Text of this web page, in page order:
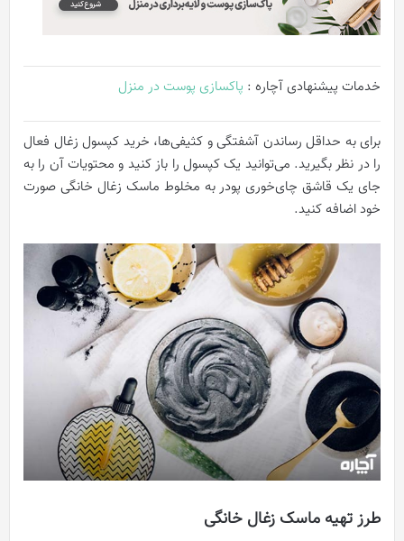
خدمات پیشنهادی آچاره : پاکسازی پوست در منزل
برای به حداقل رساندن آشفتگی و کثیفی‌ها، خرید کپسول زغال فعال
را در نظر بگیرید. می‌توانید یک کپسول را باز کنید و محتویات آن را به
جای یک قاشق چای‌خوری پودر به مخلوط ماسک زغال خانگی صورت
خود اضافه کنید.
طرز تهیه ماسک زغال خانگی